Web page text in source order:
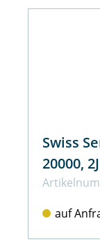
Swiss
20000, 2J
auf